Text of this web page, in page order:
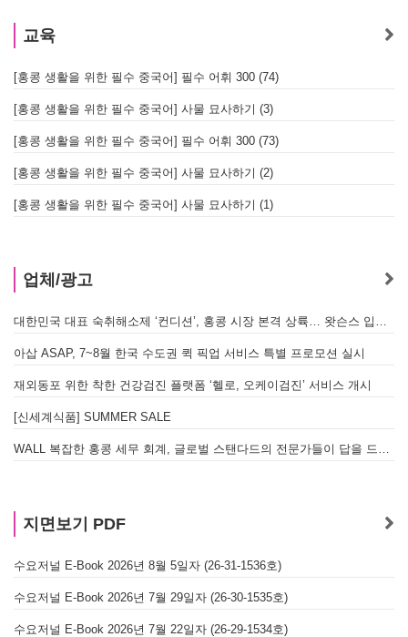
교육
[홍콩 생활을 위한 필수 중국어] 필수 어휘 300 (74)
[홍콩 생활을 위한 필수 중국어] 사물 묘사하기 (3)
[홍콩 생활을 위한 필수 중국어] 필수 어휘 300 (73)
[홍콩 생활을 위한 필수 중국어] 사물 묘사하기 (2)
[홍콩 생활을 위한 필수 중국어] 사물 묘사하기 (1)
업체/광고
아삽 ASAP, 7~8월 한국 수도권 퀵 픽업 서비스 특별 프로모션 실시
재외동포 위한 착한 건강검진 플랫폼 ‘헬로, 오케이검진’ 서비스 개시
[신세계식품] SUMMER SALE
지면보기 PDF
수요저널 E-Book 2026년 8월 5일자 (26-31-1536호)
수요저널 E-Book 2026년 7월 29일자 (26-30-1535호)
수요저널 E-Book 2026년 7월 22일자 (26-29-1534호)